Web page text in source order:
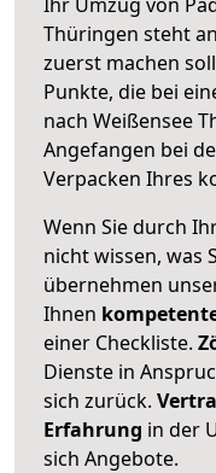
Thüringen steht
zuerst machen
Punkte, die bei
nach Weißensee
Angefangen bei
Verpacken Ihres
Wenn Sie durch
nicht wissen, was
übernehmen
Ihnen
einer Checkliste.
Dienste in
sich zurück.
Erfahrung in der
sich Angebote.